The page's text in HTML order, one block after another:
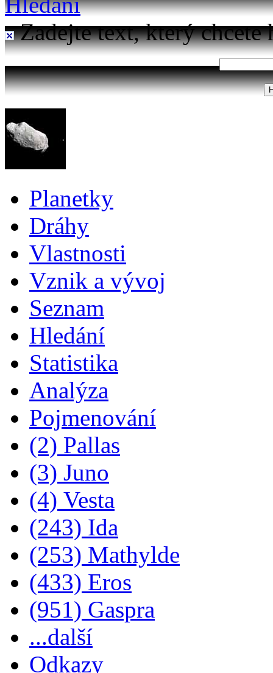
Zadejte text, který chcete
Planetky
Dráhy
Vlastnosti
Vznik a vývoj
Seznam
Hledání
Statistika
Analýza
Pojmenování
(2) Pallas
(3) Juno
(4) Vesta
(243) Ida
(253) Mathylde
(433) Eros
(951) Gaspra
...další
Odkazy